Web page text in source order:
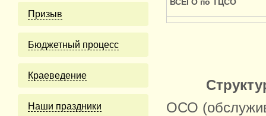
Призыв
Бюджетный процесс
Краеведение
Наши праздники
ОСО